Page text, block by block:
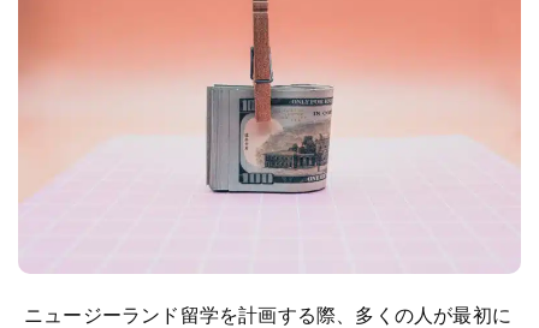
ニュージーランド留学を計画する際、多くの人が最初に